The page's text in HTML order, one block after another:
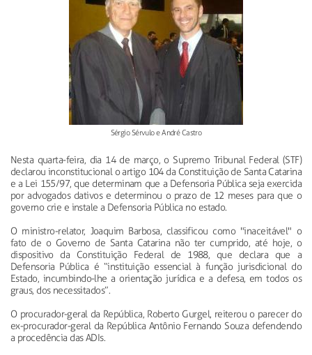
Sérgio Sérvulo e André Castro
Nesta quarta-feira, dia 14 de março, o Supremo Tribunal Federal (STF)
declarou inconstitucional o artigo 104 da Constituição de Santa Catarina
e a Lei 155/97, que determinam que a Defensoria Pública seja exercida
por advogados dativos e determinou o prazo de 12 meses para que o
governo crie e instale a Defensoria Pública no estado.
O ministro-relator, Joaquim Barbosa, classificou como "inaceitável" o
fato de o Governo de Santa Catarina não ter cumprido, até hoje, o
dispositivo da Constituição Federal de 1988, que declara que a
Defensoria Pública é “instituição essencial à função jurisdicional do
Estado, incumbindo-lhe a orientação jurídica e a defesa, em todos os
graus, dos necessitados”.
O procurador-geral da República, Roberto Gurgel, reiterou o parecer do
ex-procurador-geral da República Antônio Fernando Souza defendendo
a procedência das ADIs.